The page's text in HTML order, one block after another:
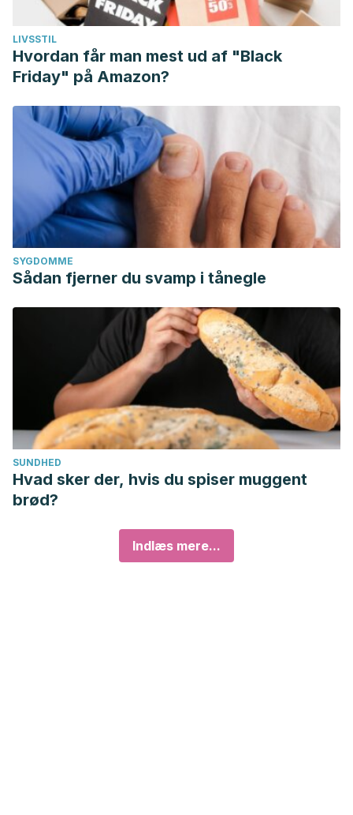
LIVSSTIL
Hvordan får man mest ud af "Black
Friday" på Amazon?
SYGDOMME
Sådan fjerner du svamp i tånegle
SUNDHED
Hvad sker der, hvis du spiser muggent
brød?
Indlæs mere...